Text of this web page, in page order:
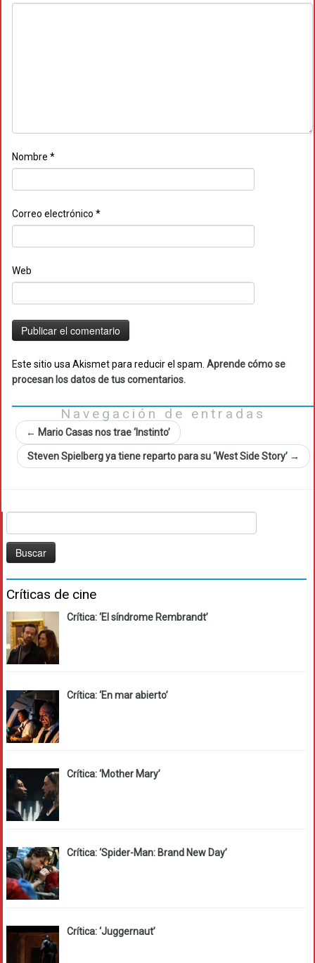
Nombre *
Correo electrónico *
Web
Este sitio usa Akismet para reducir el spam. Aprende cómo se
procesan los datos de tus comentarios.
Navegación de entradas
← Mario Casas nos trae ‘Instinto’
Steven Spielberg ya tiene reparto para su ‘West Side Story’ →
Críticas de cine
Crítica: ‘El síndrome Rembrandt’
Crítica: ‘En mar abierto’
Crítica: ‘Mother Mary’
Crítica: ‘Spider-Man: Brand New Day’
Crítica: ‘Juggernaut’